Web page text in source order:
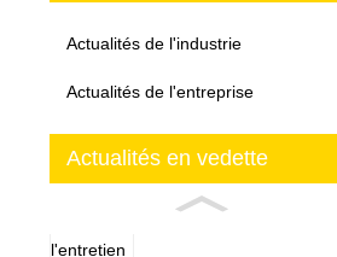
Actualités de l'industrie
Actualités de l'entreprise
Actualités en vedette